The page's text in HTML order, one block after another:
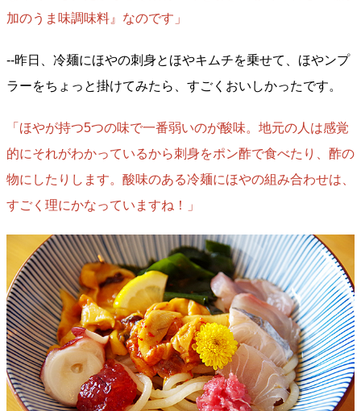
加のうま味調味料』なのです」
--昨日、冷麺にほやの刺身とほやキムチを乗せて、ほやンプ
ラーをちょっと掛けてみたら、すごくおいしかったです。
「ほやが持つ5つの味で一番弱いのが酸味。地元の人は感覚
的にそれがわかっているから刺身をポン酢で食べたり、酢の
物にしたりします。酸味のある冷麺にほやの組み合わせは、
すごく理にかなっていますね！」